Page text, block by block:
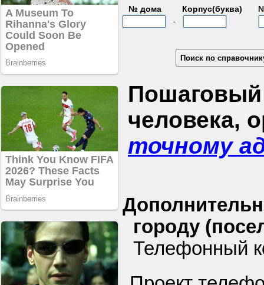
№ дома Корпус(буква)
-
Пошаговый
человека,
точному
городу
Телефонный